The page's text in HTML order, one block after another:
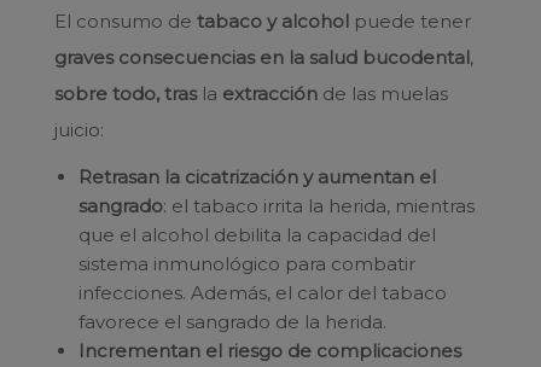
El consumo de tabaco y alcohol puede tener
graves consecuencias en la salud bucodental,
sobre todo, tras la extracción de las muelas
juicio:
Retrasan la cicatrización y aumentan el
sangrado: el tabaco irrita la herida, mientras
que el alcohol debilita la capacidad del
sistema inmunológico para combatir
infecciones. Además, el calor del tabaco
favorece el sangrado de la herida.
Incrementan el riesgo de complicaciones